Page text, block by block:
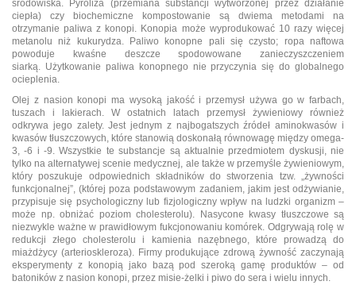
środowiska. Pyroliza (przemiana substancji wytworzonej przez działanie
ciepła) czy biochemiczne kompostowanie są dwiema metodami na
otrzymanie paliwa z konopi. Konopia może wyprodukować 10 razy więcej
metanolu niż kukurydza. Paliwo konopne pali się czysto; ropa naftowa
powoduje kwaśne deszcze spodowowane zanieczyszczeniem
siarką. Użytkowanie paliwa konopnego nie przyczynia się do globalnego
ocieplenia.
Olej z nasion konopi ma wysoką jakość i przemysł używa go w farbach,
tuszach i lakierach. W ostatnich latach przemysł żywieniowy również
odkrywa jego zalety. Jest jednym z najbogatszych źródeł aminokwasów i
kwasów tłuszczowych, które stanowią doskonałą równowagę między omega-
3, -6 i -9. Wszystkie te substancje są aktualnie przedmiotem dyskusji, nie
tylko na alternatywej scenie medycznej, ale także w przemyśle żywieniowym,
który poszukuje odpowiednich składników do stworzenia tzw. „żywności
funkcjonalnej”, (której poza podstawowym zadaniem, jakim jest odżywianie,
przypisuje się psychologiczny lub fizjologiczny wpływ na ludzki organizm –
może np. obniżać poziom cholesterolu). Nasycone kwasy tłuszczowe są
niezwykle ważne w prawidłowym fukcjonowaniu komórek. Odgrywają rolę w
redukcji złego cholesterolu i kamienia nazębnego, które prowadzą do
miażdżycy (arterioskleroza). Firmy produkujące zdrową żywność zaczynają
eksperymenty z konopią jako bazą pod szeroką gamę produktów – od
batoników z nasion konopi, przez misie-żelki i piwo do sera i wielu innych.